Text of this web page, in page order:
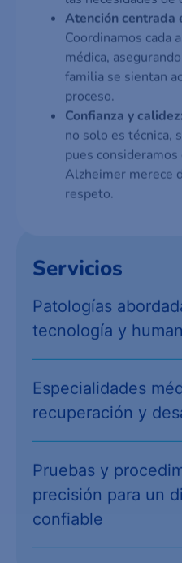
Atención centrada
Coordinamos cada
médica,
familia se sientan
proceso.
Confianza y calidez:
no solo es técnica,
pues consideramos
Alzheimer merece
respeto.
Servicios
Patologías
tecnología y
Especialidades
recuperación y
Pruebas y
precisión para un
confiable